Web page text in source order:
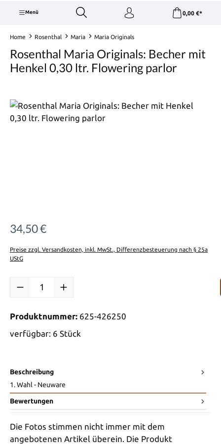
Menü 0,00 €*
Home Rosenthal Maria Maria Originals
Rosenthal Maria Originals: Becher mit
Henkel 0,30 ltr. Flowering parlor
Bildergalerie überspringen
Regulärer Preis:
34,50 €
Preise zzgl. Versandkosten, inkl. MwSt., Differenzbesteuerung nach § 25a
UStG
Produkt Anzahl: Gib den gewünschten Wert ein oder benutze die
Produktnummer: 625-426250
verfügbar: 6 Stück
Beschreibung
1. Wahl - Neuware
Bewertungen
Die Fotos stimmen nicht immer mit dem
angebotenen Artikel überein. Die Produkt